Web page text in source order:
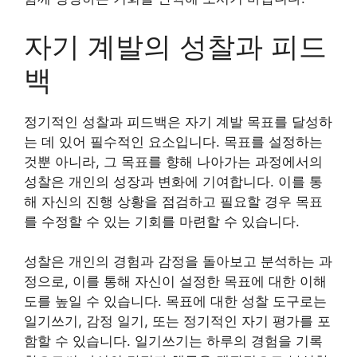
자기 계발의 성찰과 피드
백
정기적인 성찰과 피드백은 자기 계발 목표를 달성하
는 데 있어 필수적인 요소입니다. 목표를 설정하는
것뿐 아니라, 그 목표를 향해 나아가는 과정에서의
성찰은 개인의 성장과 변화에 기여합니다. 이를 통
해 자신의 진행 상황을 점검하고 필요할 경우 목표
를 수정할 수 있는 기회를 마련할 수 있습니다.
성찰은 개인의 경험과 감정을 돌아보고 분석하는 과
정으로, 이를 통해 자신이 설정한 목표에 대한 이해
도를 높일 수 있습니다. 목표에 대한 성찰 도구로는
일기쓰기, 감정 일기, 또는 정기적인 자기 평가를 포
함할 수 있습니다. 일기쓰기는 하루의 경험을 기록